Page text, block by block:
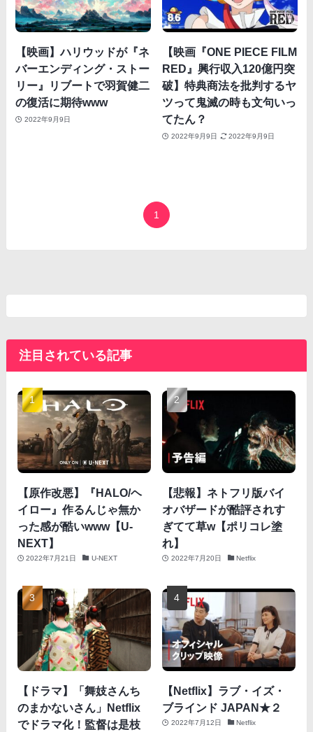
【映画】ハリウッドが『ネ
バーエンディング・ストー
リー』リブートで羽賀健二
の復活に期待www
2022年9月9日
【映画『ONE PIECE FILM
RED』興行収入120億円突
破】特典商法を批判するヤ
ツって鬼滅の時も文句いっ
てたん？
2022年9月9日 2022年9月9日
1
注目されている記事
【原作改悪】『HALO/ヘ
イロー』作るんじゃ無か
った感が酷いwww【U-
NEXT】
2022年7月21日 U-NEXT
【悲報】ネトフリ版バイ
オバザードが酷評されす
ぎてて草w【ポリコレ塗
れ】
2022年7月20日 Netflix
【ドラマ】「舞妓さんち
のまかないさん」Netflix
でドラマ化！監督は是枝
【Netflix】ラブ・イズ・
ブラインド JAPAN★２
2022年7月12日 Netflix